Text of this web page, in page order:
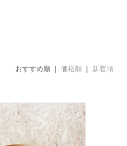
おすすめ順 |価格順 | 新着順